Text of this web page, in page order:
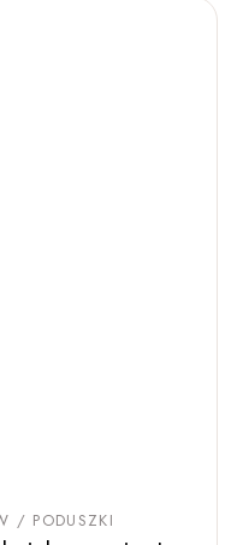
/ PODUSZKI